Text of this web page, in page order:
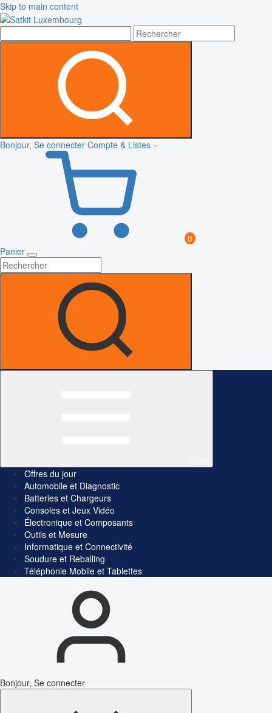
Skip to main content
Bonjour, Se connecter Compte & Listes
0
Panier
Offres du jour
Automobile et Diagnostic
Batteries et Chargeurs
Consoles et Jeux Vidéo
Électronique et Composants
Outils et Mesure
Informatique et Connectivité
Soudure et Reballing
Téléphonie Mobile et Tablettes
Bonjour, Se connecter